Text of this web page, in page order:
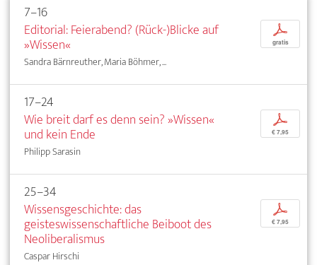
7–16
Editorial: Feierabend? (Rück-)Blicke auf
»Wissen«
Sandra Bärnreuther, Maria Böhmer, ...
p
gratis
17–24
Wie breit darf es denn sein? »Wissen«
und kein Ende
Philipp Sarasin
p
€ 7,95
25–34
Wissensgeschichte: das
geisteswissenschaftliche Beiboot des
Neoliberalismus
Caspar Hirschi
p
€ 7,95